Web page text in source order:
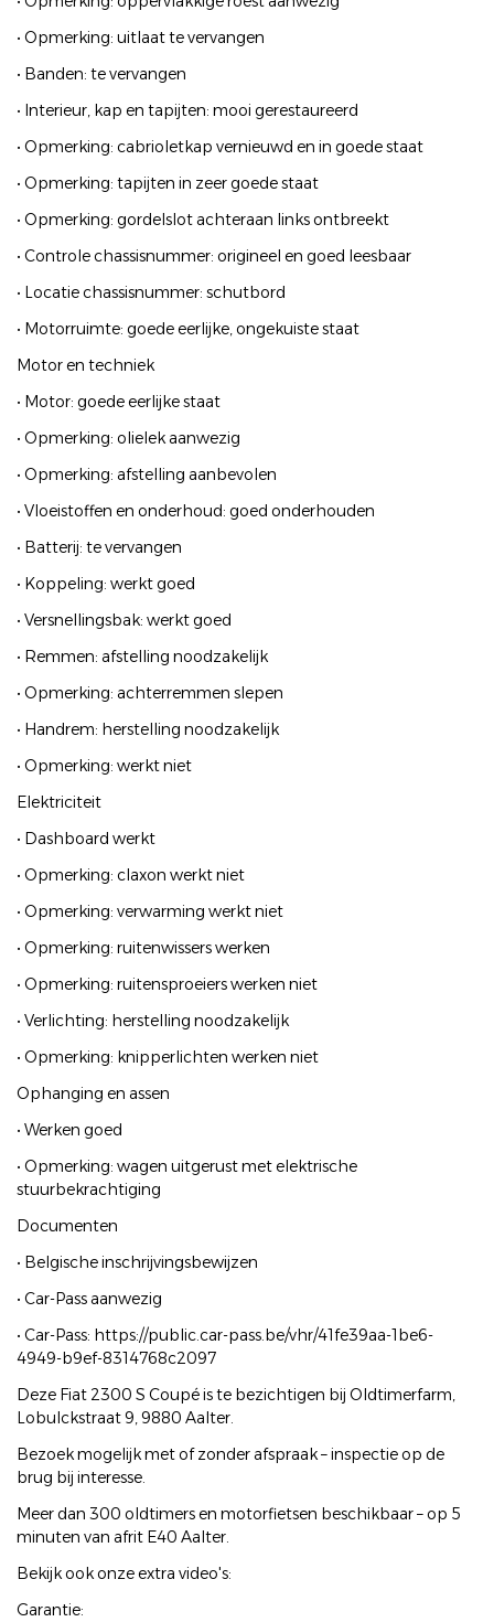
• Opmerking: uitlaat te vervangen
• Banden: te vervangen
• Interieur, kap en tapijten: mooi gerestaureerd
• Opmerking: cabrioletkap vernieuwd en in goede staat
• Opmerking: tapijten in zeer goede staat
• Opmerking: gordelslot achteraan links ontbreekt
• Controle chassisnummer: origineel en goed leesbaar
• Locatie chassisnummer: schutbord
• Motorruimte: goede eerlijke, ongekuiste staat
Motor en techniek
• Motor: goede eerlijke staat
• Opmerking: olielek aanwezig
• Opmerking: afstelling aanbevolen
• Vloeistoffen en onderhoud: goed onderhouden
• Batterij: te vervangen
• Koppeling: werkt goed
• Versnellingsbak: werkt goed
• Remmen: afstelling noodzakelijk
• Opmerking: achterremmen slepen
• Handrem: herstelling noodzakelijk
• Opmerking: werkt niet
Elektriciteit
• Dashboard werkt
• Opmerking: claxon werkt niet
• Opmerking: verwarming werkt niet
• Opmerking: ruitenwissers werken
• Opmerking: ruitensproeiers werken niet
• Verlichting: herstelling noodzakelijk
• Opmerking: knipperlichten werken niet
Ophanging en assen
• Werken goed
• Opmerking: wagen uitgerust met elektrische
stuurbekrachtiging
Documenten
• Belgische inschrijvingsbewijzen
• Car-Pass aanwezig
• Car-Pass: https://public.car-pass.be/vhr/41fe39aa-1be6-
4949-b9ef-8314768c2097
Deze Fiat 2300 S Coupé is te bezichtigen bij Oldtimerfarm,
Lobulckstraat 9, 9880 Aalter.
Bezoek mogelijk met of zonder afspraak – inspectie op de
brug bij interesse.
Meer dan 300 oldtimers en motorfietsen beschikbaar – op 5
minuten van afrit E40 Aalter.
Bekijk ook onze extra video's:
Garantie: